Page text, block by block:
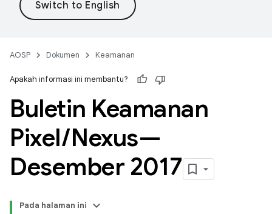
AOSP Dokumen Keamanan
Apakah informasi ini membantu?
Buletin Keamanan
Pixel/Nexus—
Desember 2017
Pada halaman ini